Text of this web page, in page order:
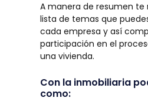
A manera de resumen
lista de temas que
cada empresa y así
participación en el
una vivienda.
Con la inmobiliaria
como: